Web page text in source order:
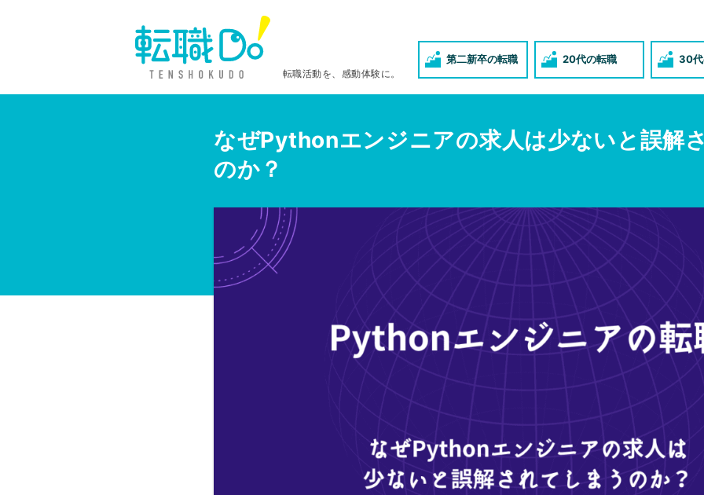
転職活動を、感動体験に。
第二新卒の転職 20代の転職 30代
なぜPythonエンジニアの求人は少ないと誤解
のか？